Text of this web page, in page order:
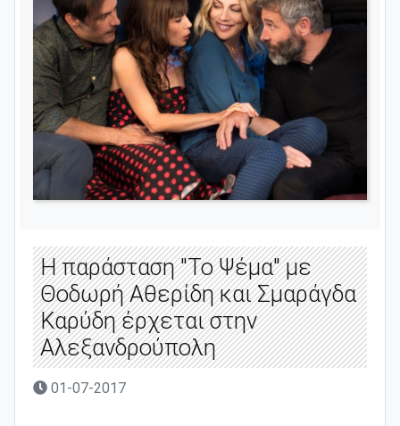
Η παράσταση "Το Ψέμα" με
Θοδωρή Αθερίδη και Σμαράγδα
Καρύδη έρχεται στην
Αλεξανδρούπολη
01-07-2017